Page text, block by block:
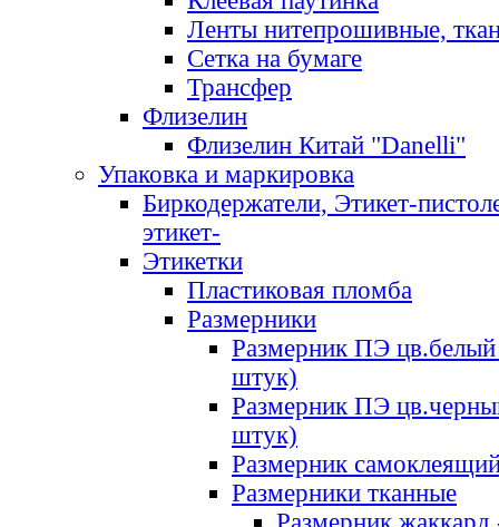
Ленты нитепрошивные,
Сетка на бумаге
Трансфер
Флизелин
Флизелин Китай "Danelli"
Упаковка и маркировка
Биркодержатели, Этикет-
этикет-
Этикетки
Пластиковая пломба
Размерники
Размерник ПЭ цв.белый
штук)
Размерник ПЭ
штук)
Размерник
Размерники тканные